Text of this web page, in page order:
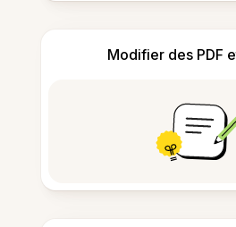
Modifier des PDF